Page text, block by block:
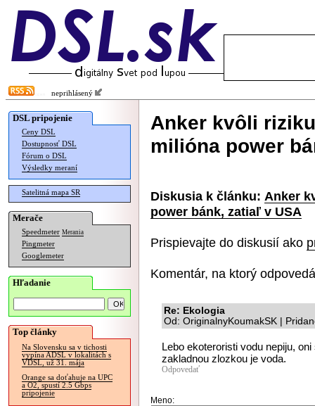
neprihlásený
DSL pripojenie
Ceny DSL
Dostupnosť DSL
Fórum o DSL
Výsledky meraní
Satelitná mapa SR
Merače
Speedmeter Merania
Pingmeter
Googlemeter
Hľadanie
Top články
Na Slovensku sa v tichosti
vypína ADSL v lokalitách s
VDSL, už 31. mája
Orange sa doťahuje na UPC
a O2, spustí 2.5 Gbps
pripojenie
Anker kvôli
milióna power
Diskusia k článku: Anker
power bánk, zatiaľ v USA
Prispievajte do diskusií ako
Komentár, na ktorý
Re: Ekologia
Od: OriginalnyKoumakSK |
Lebo ekoteroristi vodu nepiju,
zakladnou zlozkou je voda.
Odpovedať
Meno: